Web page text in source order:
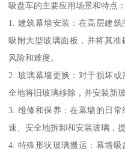
吸盘车的主要应用场景和特点：
1. 建筑幕墙安装：在高层建
吸附大型玻璃面板，并将其
风险和难度。
2. 玻璃幕墙更换：对于损坏
全地将旧玻璃移除，并安装新
3. 维修和保养：在幕墙的日
速、安全地拆卸和安装玻璃，
4. 特殊形状玻璃搬运：幕墙